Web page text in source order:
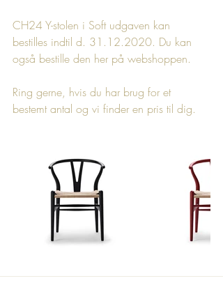
CH24 Y-stolen i Soft udgaven kan
bestilles indtil d. 31.12.2020. Du kan
også bestille den her på webshoppen.
Ring gerne, hvis du har brug for et
bestemt antal og vi finder en pris til dig.